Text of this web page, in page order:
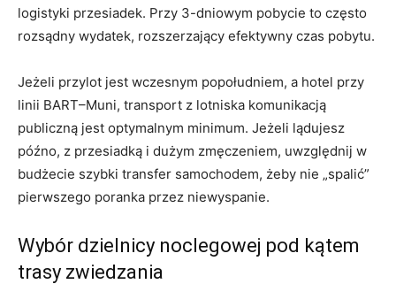
logistyki przesiadek. Przy 3-dniowym pobycie to często
rozsądny wydatek, rozszerzający efektywny czas pobytu.
Jeżeli przylot jest wczesnym popołudniem, a hotel przy
linii BART–Muni, transport z lotniska komunikacją
publiczną jest optymalnym minimum. Jeżeli lądujesz
późno, z przesiadką i dużym zmęczeniem, uwzględnij w
budżecie szybki transfer samochodem, żeby nie „spalić”
pierwszego poranka przez niewyspanie.
Wybór dzielnicy noclegowej pod kątem
trasy zwiedzania